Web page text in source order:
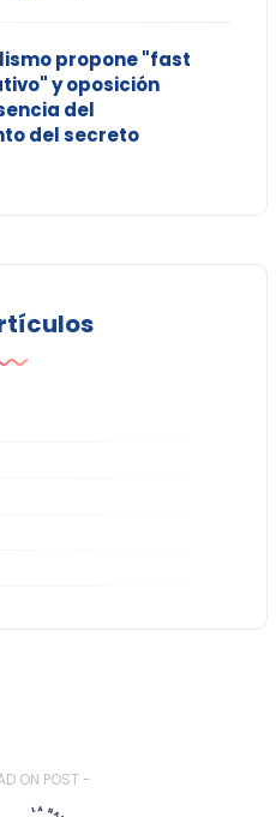
propone "fast
y oposición
del
del secreto
ON POST -